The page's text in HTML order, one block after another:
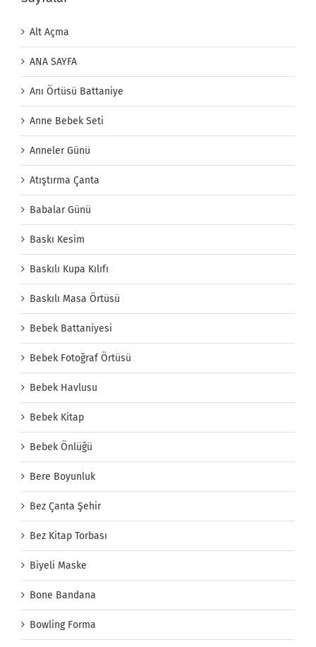
Alt Açma
ANA SAYFA
Anı Örtüsü Battaniye
Anne Bebek Seti
Anneler Günü
Atıştırma Çanta
Babalar Günü
Baskı Kesim
Baskılı Kupa Kılıfı
Baskılı Masa Örtüsü
Bebek Battaniyesi
Bebek Fotoğraf Örtüsü
Bebek Havlusu
Bebek Kitap
Bebek Önlüğü
Bere Boyunluk
Bez Çanta Şehir
Bez Kitap Torbası
Biyeli Maske
Bone Bandana
Bowling Forma